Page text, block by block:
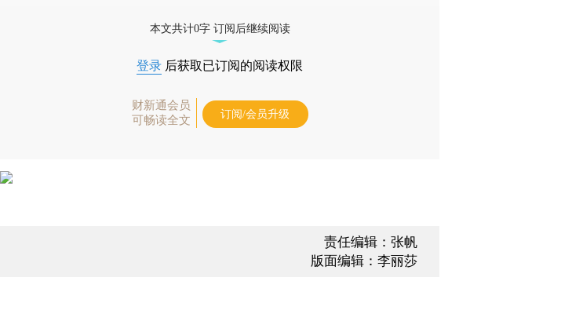
本文共计0字 订阅后继续阅读
登录 后获取已订阅的阅读权限
财新通会员
可畅读全文
订阅/会员升级
责任编辑：张帆
版面编辑：李丽莎